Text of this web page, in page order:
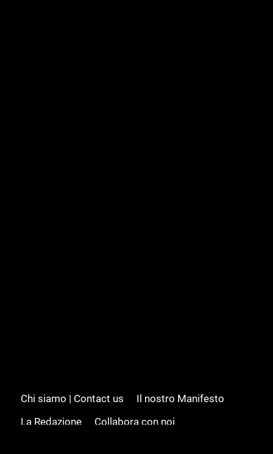
Chi siamo | Contact us
Il nostro Manifesto
La Redazione
Collabora con noi